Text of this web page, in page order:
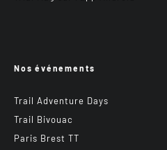
Nos événements
Trail Adventure Days
Trail Bivouac
Paris Brest TT